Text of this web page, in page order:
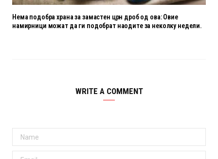
Нема подобра храна за замастен црн дроб од ова: Овие
намирници можат да ги подобрат наодите за неколку недели.
WRITE A COMMENT